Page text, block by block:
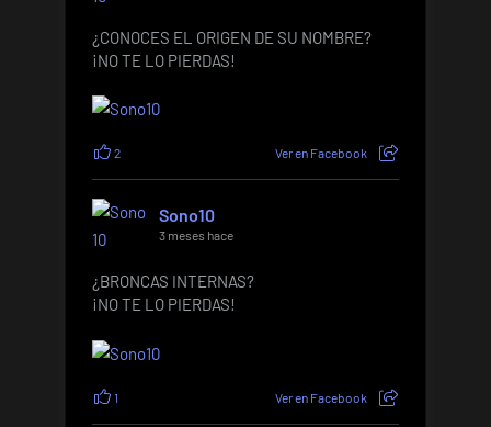
¿CONOCES EL ORIGEN DE SU NOMBRE?
¡NO TE LO PIERDAS!
2 Ver en Facebook
Sono10
3 meses hace
¿BRONCAS INTERNAS?
¡NO TE LO PIERDAS!
1 Ver en Facebook